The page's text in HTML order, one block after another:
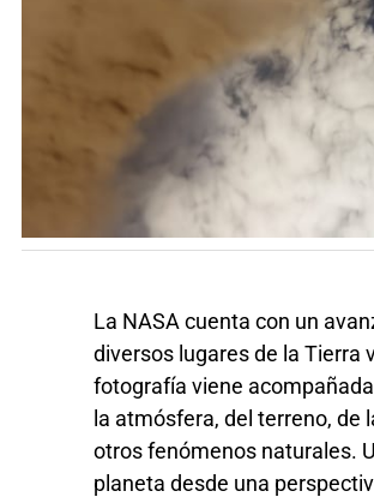
La NASA cuenta con un
diversos lugares de la Tierra
fotografía viene
la atmósfera, del terreno, de
otros fenómenos naturales.
planeta desde una